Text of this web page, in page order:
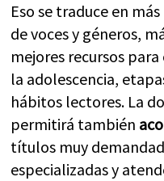
Eso se traduce en
de voces y géneros,
mejores recursos
la adolescencia,
hábitos lectores. La
permitirá también
títulos muy
especializadas y